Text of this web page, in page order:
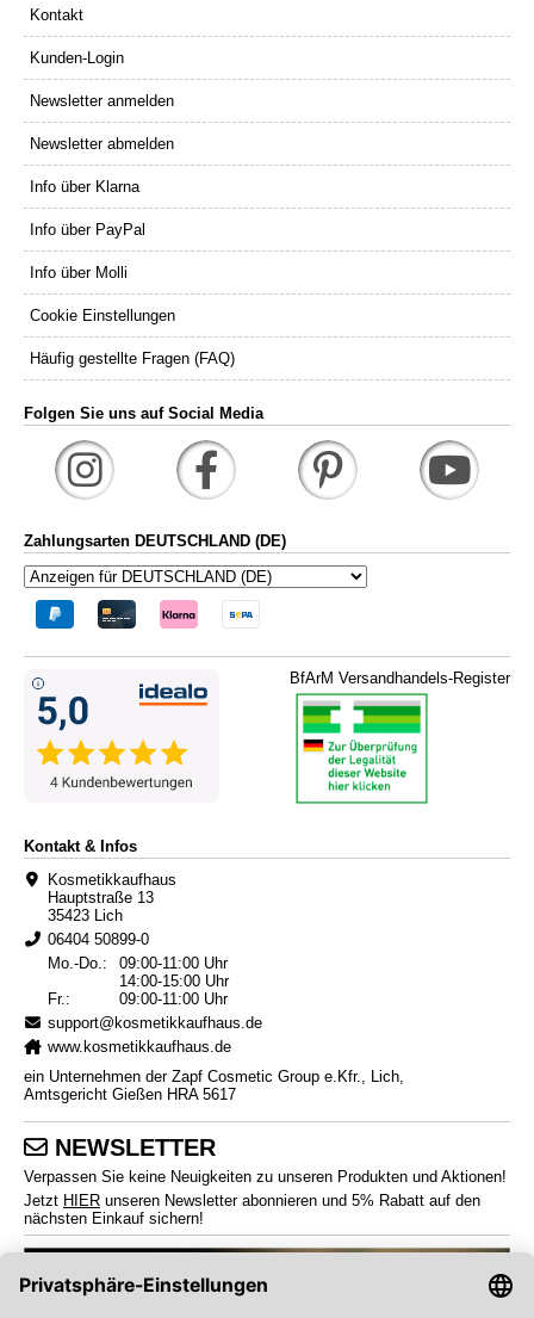
Kontakt
Kunden-Login
Newsletter anmelden
Newsletter abmelden
Info über Klarna
Info über PayPal
Info über Molli
Cookie Einstellungen
Häufig gestellte Fragen (FAQ)
Folgen Sie uns auf Social Media
Zahlungsarten DEUTSCHLAND (DE)
BfArM Versandhandels-Register
Kontakt & Infos
Kosmetikkaufhaus
Hauptstraße 13
35423 Lich
06404 50899-0
Mo.-Do.:
09:00-11:00 Uhr
14:00-15:00 Uhr
Fr.:
09:00-11:00 Uhr
support@kosmetikkaufhaus.de
www.kosmetikkaufhaus.de
ein Unternehmen der Zapf Cosmetic Group e.Kfr., Lich,
Amtsgericht Gießen HRA 5617
NEWSLETTER
Verpassen Sie keine Neuigkeiten zu unseren Produkten und Aktionen!
Jetzt HIER unseren Newsletter abonnieren und 5% Rabatt auf den
nächsten Einkauf sichern!